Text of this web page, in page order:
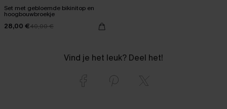
Set met gebloemde bikinitop en
hoogbouwbroekje
28,00 €40,00 €
Vind je het leuk? Deel het!